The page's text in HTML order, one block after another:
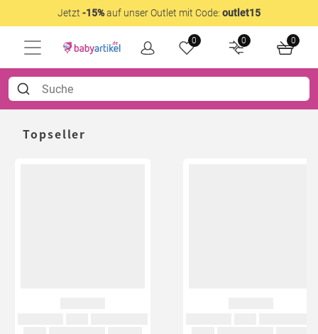
Jetzt -15%auf unser Outlet mit Code: outlet15
0 0 0
Topseller